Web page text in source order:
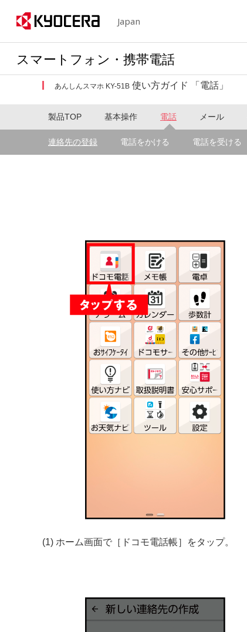
Japan
スマートフォン・携帯電話
あんしんスマホ KY-51B 使い方ガイド 「電話」
製品TOP 基本操作 電話 メール
連絡先の登録 電話をかける 電話を受ける
(1) ホーム画面で［ドコモ電話帳］をタップ。